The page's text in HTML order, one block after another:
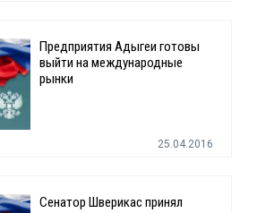
Предприятия Адыгеи готовы
выйти на международные
рынки
25.04.2016
Сенатор Шверикас принял